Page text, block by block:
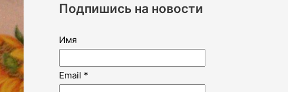
Подпишись на новости
Имя
Email *